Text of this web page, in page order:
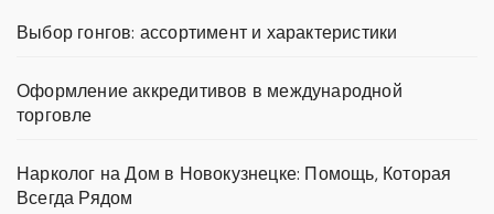
Выбор гонгов: ассортимент и характеристики
Оформление аккредитивов в международной
торговле
Нарколог на Дом в Новокузнецке: Помощь, Которая
Всегда Рядом